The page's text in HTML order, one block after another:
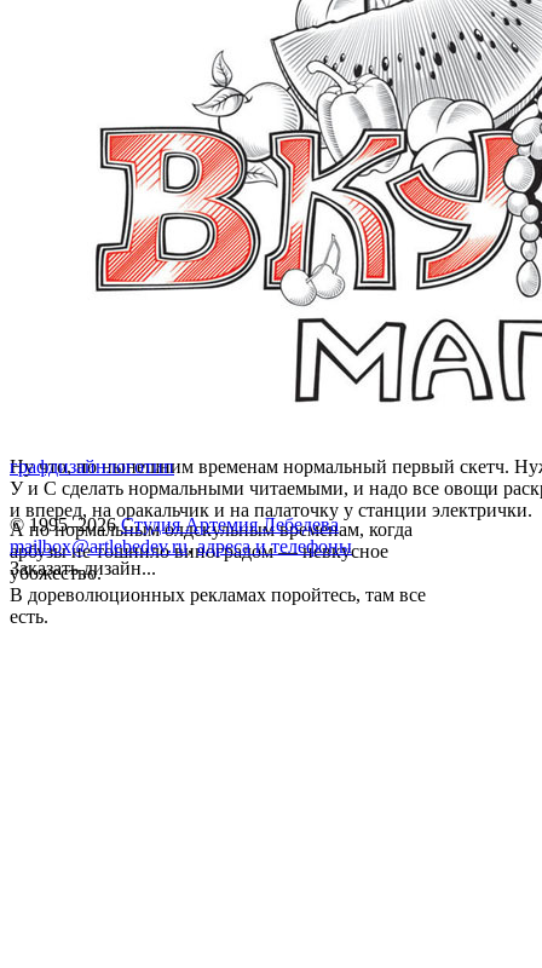
Ну что, по нынешним временам нормальный первый скетч.
У и С сделать нормальными читаемыми, и надо все овощи
и вперед, на оракальчик и на палаточку у станции электрички.
А по нормальным олдскульным временам, когда
арбузы не тошнило виноградом — невкусное
убожество.
В дореволюционных рекламах поройтесь, там все
есть.
графдизайнлоготип
© 1995–2026 Студия Артемия Лебедева
mailbox@artlebedev.ru, адреса и телефоны
Заказать дизайн...